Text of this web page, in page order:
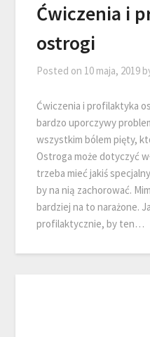
Ćwiczenia i
ostrogi
Posted on 10 maja, 2019
Ćwiczenia i profilaktyka
bardzo uporczywy
wszystkim bólem pięty,
Ostroga może dotyczyć
trzeba mieć jakiś
by na nią zachorować.
bardziej na to narażone.
profilaktycznie, by ten…